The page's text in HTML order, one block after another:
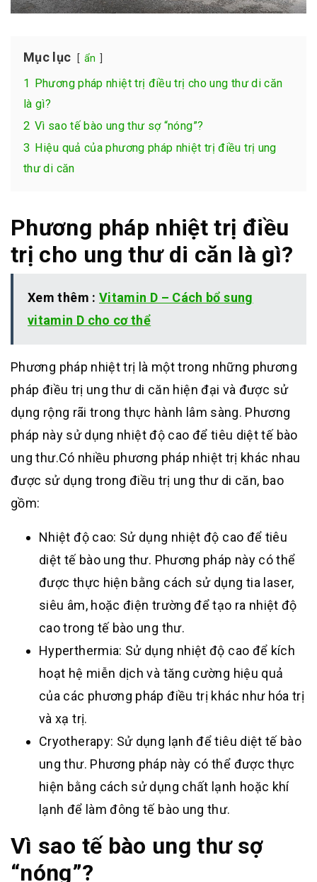
Mục lục ẩn
1 Phương pháp nhiệt trị điều trị cho ung thư di căn
là gì?
2 Vì sao tế bào ung thư sợ “nóng”?
3 Hiệu quả của phương pháp nhiệt trị điều trị ung
thư di căn
Phương pháp nhiệt trị điều
trị cho ung thư di căn là gì?
Xem thêm : Vitamin D – Cách bổ sung
vitamin D cho cơ thể
Phương pháp nhiệt trị là một trong những phương
pháp điều trị ung thư di căn hiện đại và được sử
dụng rộng rãi trong thực hành lâm sàng. Phương
pháp này sử dụng nhiệt độ cao để tiêu diệt tế bào
ung thư.Có nhiều phương pháp nhiệt trị khác nhau
được sử dụng trong điều trị ung thư di căn, bao
gồm:
Nhiệt độ cao: Sử dụng nhiệt độ cao để tiêu
diệt tế bào ung thư. Phương pháp này có thể
được thực hiện bằng cách sử dụng tia laser,
siêu âm, hoặc điện trường để tạo ra nhiệt độ
cao trong tế bào ung thư.
Hyperthermia: Sử dụng nhiệt độ cao để kích
hoạt hệ miễn dịch và tăng cường hiệu quả
của các phương pháp điều trị khác như hóa trị
và xạ trị.
Cryotherapy: Sử dụng lạnh để tiêu diệt tế bào
ung thư. Phương pháp này có thể được thực
hiện bằng cách sử dụng chất lạnh hoặc khí
lạnh để làm đông tế bào ung thư.
Vì sao tế bào ung thư sợ
“nóng”?